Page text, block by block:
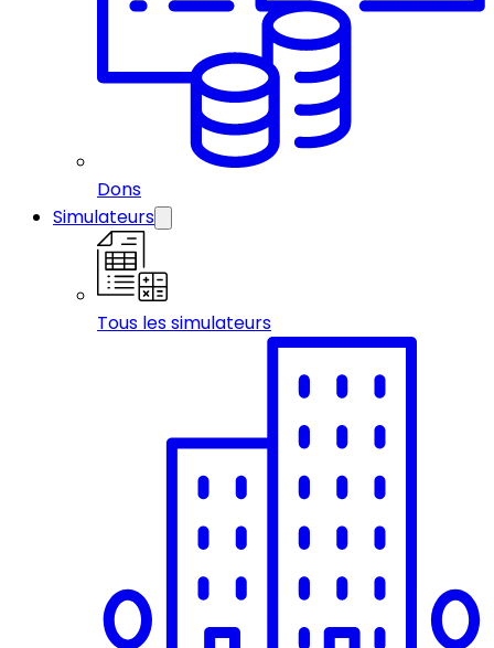
Dons
Simulateurs
Tous les simulateurs